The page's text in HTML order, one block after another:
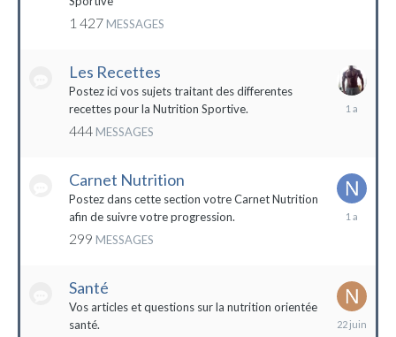
1 427 MESSAGES
Les Recettes
Postez ici vos sujets traitant des differentes
recettes pour la Nutrition Sportive.
444 MESSAGES
Carnet Nutrition
Postez dans cette section votre Carnet Nutrition
afin de suivre votre progression.
299 MESSAGES
13
Santé
Vos articles et questions sur la nutrition orientée
santé.
22